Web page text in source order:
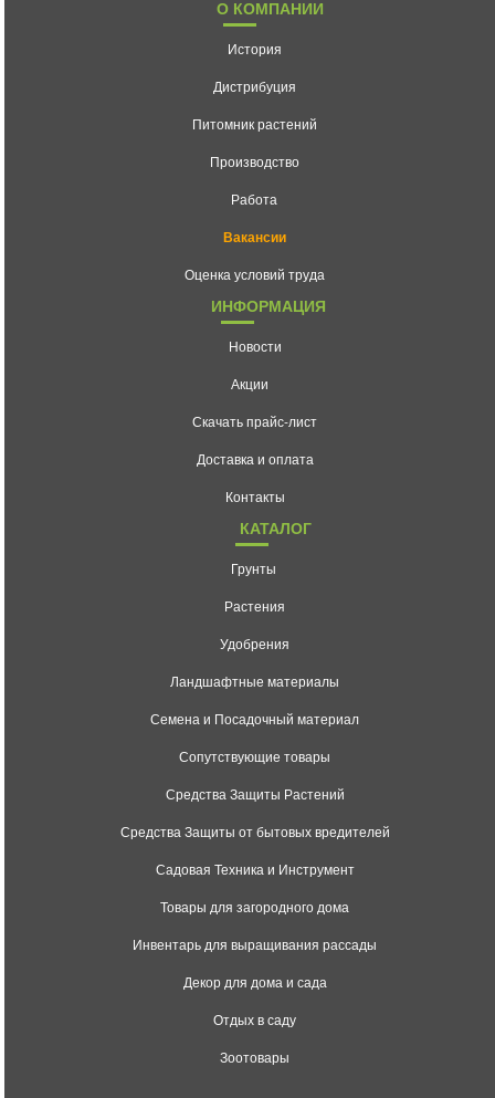
О КОМПАНИИ
История
Дистрибуция
Питомник растений
Производство
Работа
Вакансии
Оценка условий труда
ИНФОРМАЦИЯ
Новости
Акции
Скачать прайс-лист
Доставка и оплата
Контакты
КАТАЛОГ
Грунты
Растения
Удобрения
Ландшафтные материалы
Семена и Посадочный материал
Сопутствующие товары
Средства Защиты Растений
Средства Защиты от бытовых вредителей
Садовая Техника и Инструмент
Товары для загородного дома
Инвентарь для выращивания рассады
Декор для дома и сада
Отдых в саду
Зоотовары